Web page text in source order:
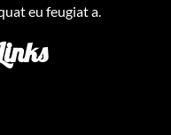
eu feugiat a.